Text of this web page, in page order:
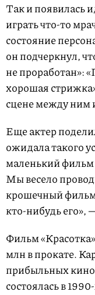
Так и появилась
играть что-то
состояние
он подчеркнул,
не проработан»:
хорошая
сцене между ним
Еще актер
ожидала такого
маленький
Мы весело
крошечный
кто-нибудь его»,
Фильм
млн в прокате.
прибыльных
состоялась в